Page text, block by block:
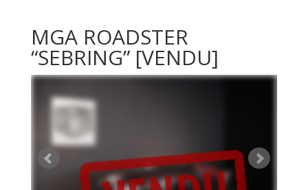
MGA ROADSTER
“SEBRING” [VENDU]